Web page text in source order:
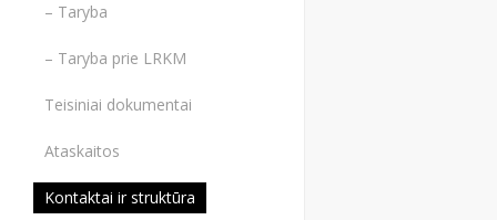
– Taryba
– Taryba prie LRKM
Teisiniai dokumentai
Ataskaitos
Kontaktai ir struktūra